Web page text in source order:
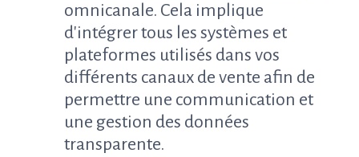
omnicanale. Cela implique
d'intégrer tous les systèmes et
plateformes utilisés dans vos
différents canaux de vente afin de
permettre une communication et
une gestion des données
transparente.